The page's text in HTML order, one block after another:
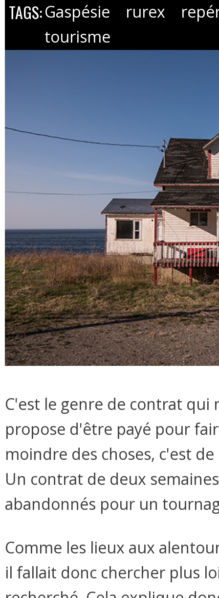
TAGS:Gaspésie rurex
tourisme
C'est le genre de contrat qui
propose d'être payé pour
moindre des choses, c'est
Un contrat de deux
abandonnés pour un
Comme les lieux aux
il fallait donc chercher plus